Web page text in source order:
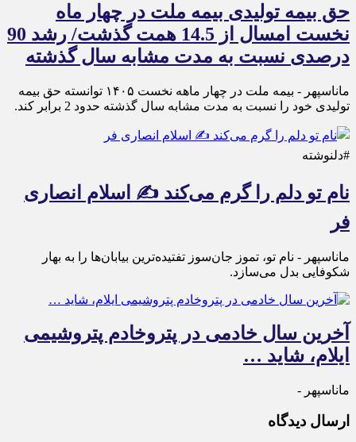
حق بیمه تولیدی بیمه ملت در چهار ماه
نخست امسال از 14.5 همت گذشت/ رشد 90
درصدی نسبت به مدت مشابه سال گذشته
ماناسپهر - بیمه ملت در چهار ماهه نخست ۱۴٠۵ توانسته حق بیمه
تولیدی خود را نسبت به مدت مشابه سال گذشته حدود 2 برابر کند.
#دلنوشته
نام تو دلم را گرم می‌کند ✍️ اسلام انصاری
فر
ماناسپهر - نام تو، تموز جان‌سوز تفتیده‌ترین بیابان‌ها را به بهار
شکوفایی بدل می‌سازد.
آخرین سال خادمی در پتروخادم پتروشیمی
ایلام، شاید …
ماناسپهر -
ارسال دیدگاه